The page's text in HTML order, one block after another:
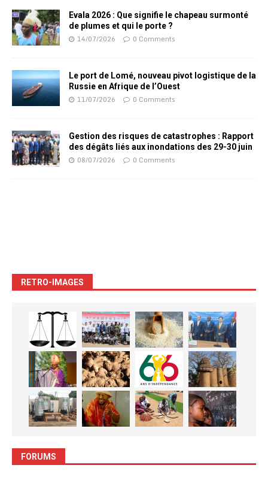
Evala 2026 : Que signifie le chapeau surmonté
de plumes et qui le porte ?
14/07/2026 0 Comments
Le port de Lomé, nouveau pivot logistique de la
Russie en Afrique de l’Ouest
11/07/2026 0 Comments
Gestion des risques de catastrophes : Rapport
des dégâts liés aux inondations des 29-30 juin
08/07/2026 0 Comments
RETRO-IMAGES
FORUMS